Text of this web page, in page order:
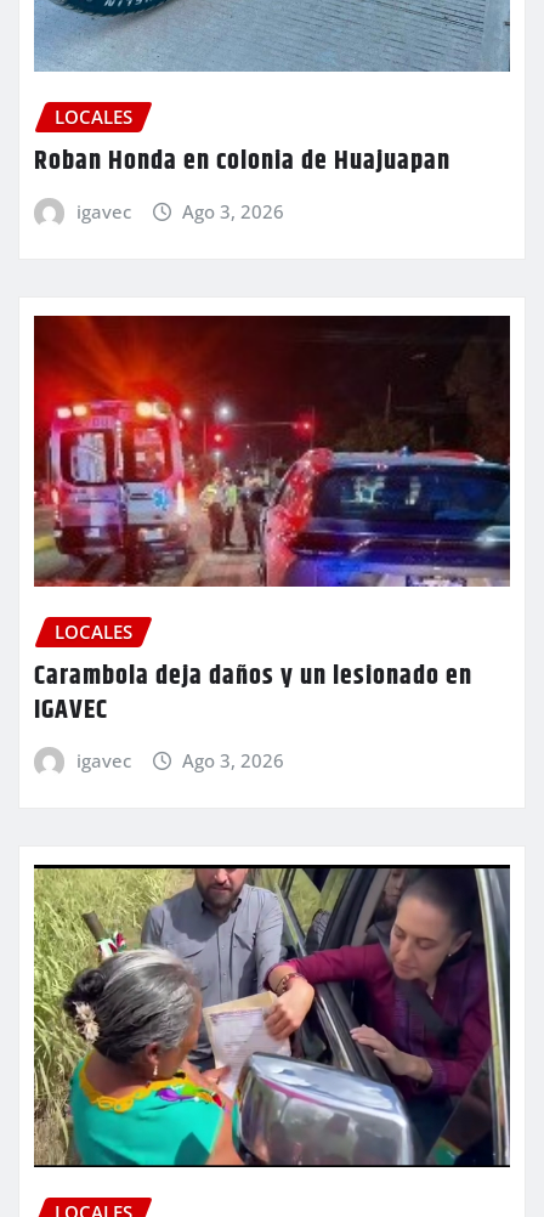
LOCALES
Roban Honda en colonia de Huajuapan
igavec Ago 3, 2026
LOCALES
Carambola deja daños y un lesionado en
IGAVEC
igavec Ago 3, 2026